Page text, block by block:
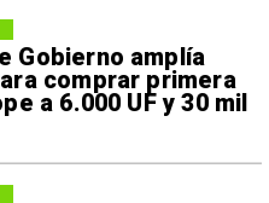
Gobierno amplía
comprar primera
a 6.000 UF y 30 mil